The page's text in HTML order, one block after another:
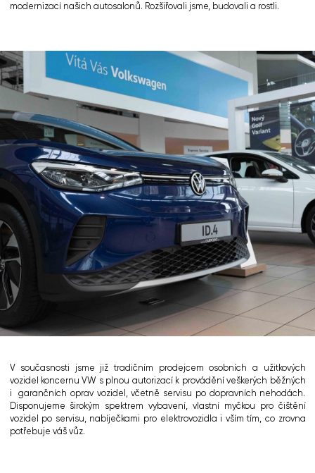
modernizací našich autosalonů. Rozšiřovali jsme, budovali a rostli.
V současnosti jsme již tradičním prodejcem osobních a užitkových
vozidel koncernu VW s plnou autorizací k provádění veškerých běžných
i garančních oprav vozidel, včetně servisu po dopravních nehodách.
Disponujeme širokým spektrem vybavení, vlastní myčkou pro čištění
vozidel po servisu, nabíječkami pro elektrovozidla i vším tím, co zrovna
potřebuje váš vůz.